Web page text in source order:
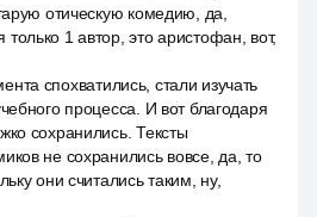
отическую комедию, да,
1 автор, это аристофан, вот,
спохватились, стали изучать
процесса. И вот благодаря
сохранились. Тексты
не сохранились вовсе, да, то
они считались таким, ну,